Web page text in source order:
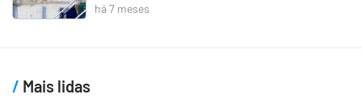
há 7 meses
Mais lidas